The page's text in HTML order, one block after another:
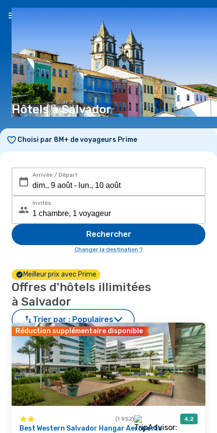
Hôtels à Salvador
Choisi par 8M+ de voyageurs Prime
Arrivée / Départ
Invités
Rechercher
Changer la destination ?
Meilleur prix avec Prime
Offres d'hôtels illimitées
à Salvador
Trier par : Populaires
Réduction supplémentaire disponible
(1 952) 4,2
Best Western Salvador Hangar Aeroporto